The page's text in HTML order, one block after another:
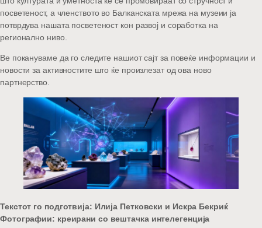
посветеност, а членството во Балканската мрежа на музеии ја
потврдува нашата посветеност кон развој и соработка на
регионално ниво.
Ве покануваме да го следите нашиот сајт за повеќе информации и
новости за активностите што ќе произлезат од ова ново
партнерство.
Текстот го подготвија: Илија Петковски и Искра Бекриќ
Фотографии: креирани со вештачка интелегенција